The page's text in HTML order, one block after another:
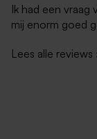
Ik had een
mij enorm goed
Lees alle reviews